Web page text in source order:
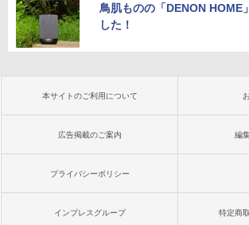
鳥肌ものの「DENON HOME
した！
本サイトのご利用について
広告掲載のご案内 編
プライバシーポリシー
インプレスグループ 特定商